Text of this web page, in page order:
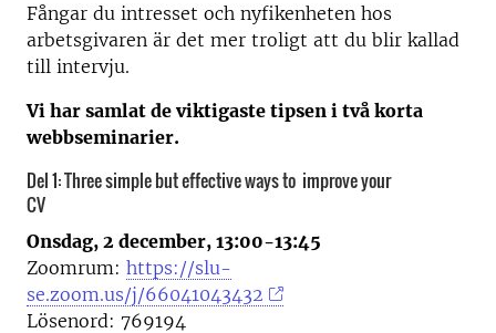
Fångar du intresset och nyfikenheten hos
arbetsgivaren är det mer troligt att du blir kallad
till intervju.
Vi har samlat de viktigaste tipsen i två korta
webbseminarier.
Del 1: Three simple but effective ways to improve your
CV
Onsdag, 2 december, 13:00-13:45
Zoomrum: https://slu-
se.zoom.us/j/66041043432
Lösenord: 769194